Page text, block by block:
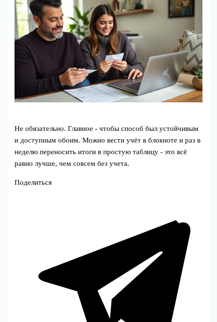
Не обязательно. Главное - чтобы способ был устойчивым
и доступным обоим. Можно вести учёт в блокноте и раз в
неделю переносить итоги в простую таблицу - это всё
равно лучше, чем совсем без учета.
Поделиться